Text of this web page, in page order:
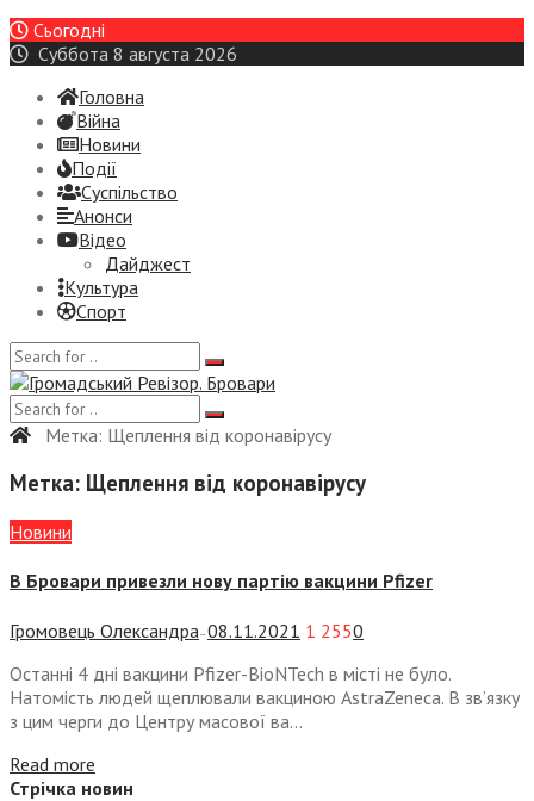
Сьогодні
Суббота 8 августа 2026
Головна
Війна
Новини
Події
Суспiльство
Анонси
Відео
Дайджест
Культура
Спорт
Метка: Щеплення від коронавірусу
Метка: Щеплення від коронавірусу
Новини
В Бровари привезли нову партію вакцини Pfizer
Громовець Олександра —08.11.2021 1 2550
Останні 4 дні вакцини Pfizer-BioNTech в місті не було.
Натомість людей щеплювали вакциною AstraZeneca. В зв’язку
з цим черги до Центру масової ва...
Read more
Стрічка новин